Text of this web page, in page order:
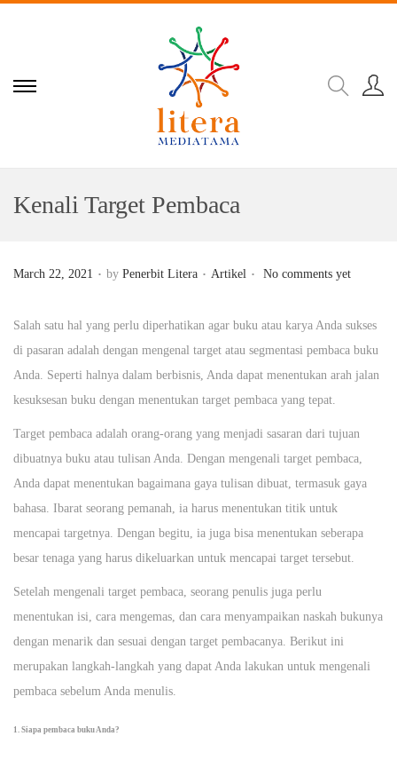
Kenali Target Pembaca
Posted on
March 22, 2021 . by Penerbit Litera . Posted in
Artikel . No comments yet
Salah satu hal yang perlu diperhatikan agar buku atau karya Anda sukses
di pasaran adalah dengan mengenal target atau segmentasi pembaca buku
Anda. Seperti halnya dalam berbisnis, Anda dapat menentukan arah jalan
kesuksesan buku dengan menentukan target pembaca yang tepat.
Target pembaca adalah orang-orang yang menjadi sasaran dari tujuan
dibuatnya buku atau tulisan Anda. Dengan mengenali target pembaca,
Anda dapat menentukan bagaimana gaya tulisan dibuat, termasuk gaya
bahasa. Ibarat seorang pemanah, ia harus menentukan titik untuk
mencapai targetnya. Dengan begitu, ia juga bisa menentukan seberapa
besar tenaga yang harus dikeluarkan untuk mencapai target tersebut.
Setelah mengenali target pembaca, seorang penulis juga perlu
menentukan isi, cara mengemas, dan cara menyampaikan naskah bukunya
dengan menarik dan sesuai dengan target pembacanya. Berikut ini
merupakan langkah-langkah yang dapat Anda lakukan untuk mengenali
pembaca sebelum Anda menulis.
1. Siapa pembaca buku Anda?